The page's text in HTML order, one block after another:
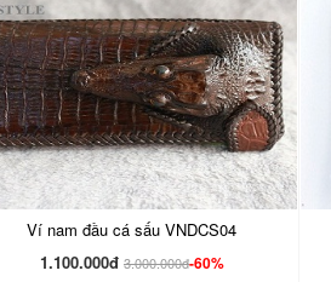
Ví nam đầu cá sấu VNDCS04
1.100.000đ 3.000.000đ-60%